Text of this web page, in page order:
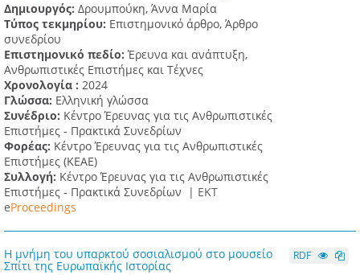
Δημιουργός: Δρουμπούκη, Άννα Μαρία
Τύπος τεκμηρίου: Επιστημονικό άρθρο, Άρθρο
συνεδρίου
Επιστημονικό πεδίο:Έρευνα και ανάπτυξη,
Ανθρωπιστικές Επιστήμες και Τέχνες
Χρονολογία : 2024
Γλώσσα: Ελληνική γλώσσα
Συνέδριο: Κέντρο Έρευνας για τις Ανθρωπιστικές
Επιστήμες - Πρακτικά Συνεδρίων
Φορέας: Κέντρο Έρευνας για τις Ανθρωπιστικές
Επιστήμες (ΚΕΑΕ)
Συλλογή: Κέντρο Έρευνας για τις Ανθρωπιστικές
Επιστήμες - Πρακτικά Συνεδρίων | ΕΚΤ
eProceedings
Η μνήμη του υπαρκτού σοσιαλισμού στο μουσείο
Σπίτι της Ευρωπαϊκής Ιστορίας
RDF